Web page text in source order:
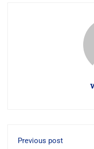
Previous post